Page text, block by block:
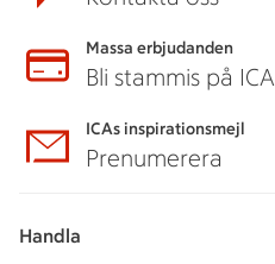
Massa erbjudanden
Bli stammis på ICA
ICAs inspirationsmejl
Prenumerera
Handla